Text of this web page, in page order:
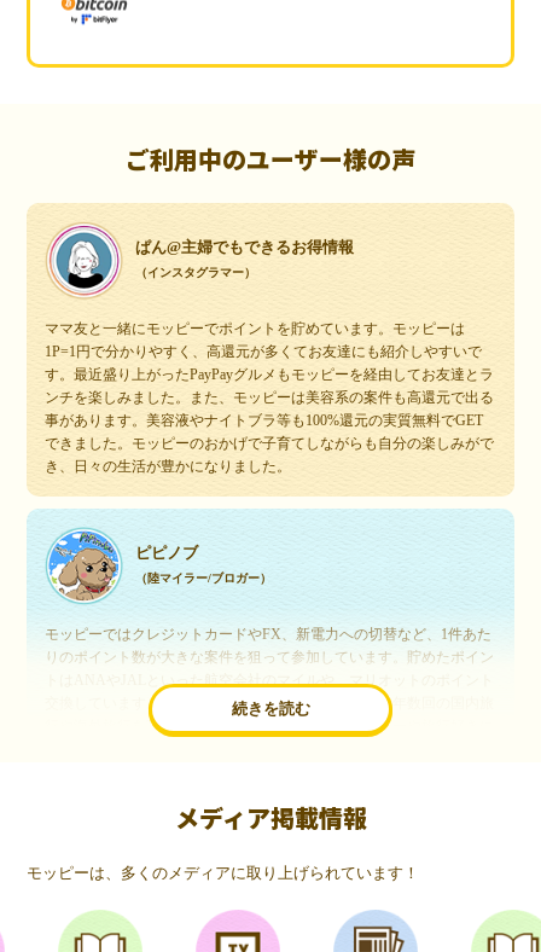
ご利用中のユーザー様の声
ぱん@主婦でもできるお得情報
（インスタグラマー）
ママ友と一緒にモッピーでポイントを貯めています。モッピーは
1P=1円で分かりやすく、高還元が多くてお友達にも紹介しやすいで
す。最近盛り上がったPayPayグルメもモッピーを経由してお友達とラ
ンチを楽しみました。また、モッピーは美容系の案件も高還元で出る
事があります。美容液やナイトブラ等も100%還元の実質無料でGET
できました。モッピーのおかげで子育てしながらも自分の楽しみがで
き、日々の生活が豊かになりました。
続きを読む
ピピノブ
（陸マイラー/ブロガー）
モッピーではクレジットカードやFX、新電力への切替など、1件あた
りのポイント数が大きな案件を狙って参加しています。貯めたポイン
交換しています。このようにすることで、ほぼ無料で年数回の国内旅
行や海外旅行を実現しています。モッピーは陸マイラーや旅行好きに
いつものネットショッピングが、モッピーでお得
（20代・女性）
友達に勧められてモッピーをはじめました。空いた時間にスマホで買
い物をすることが多いのですが、モッピーを経由するだけでショップ
メディア掲載情報
モッピーは、多くのメディアに取り上げられています！